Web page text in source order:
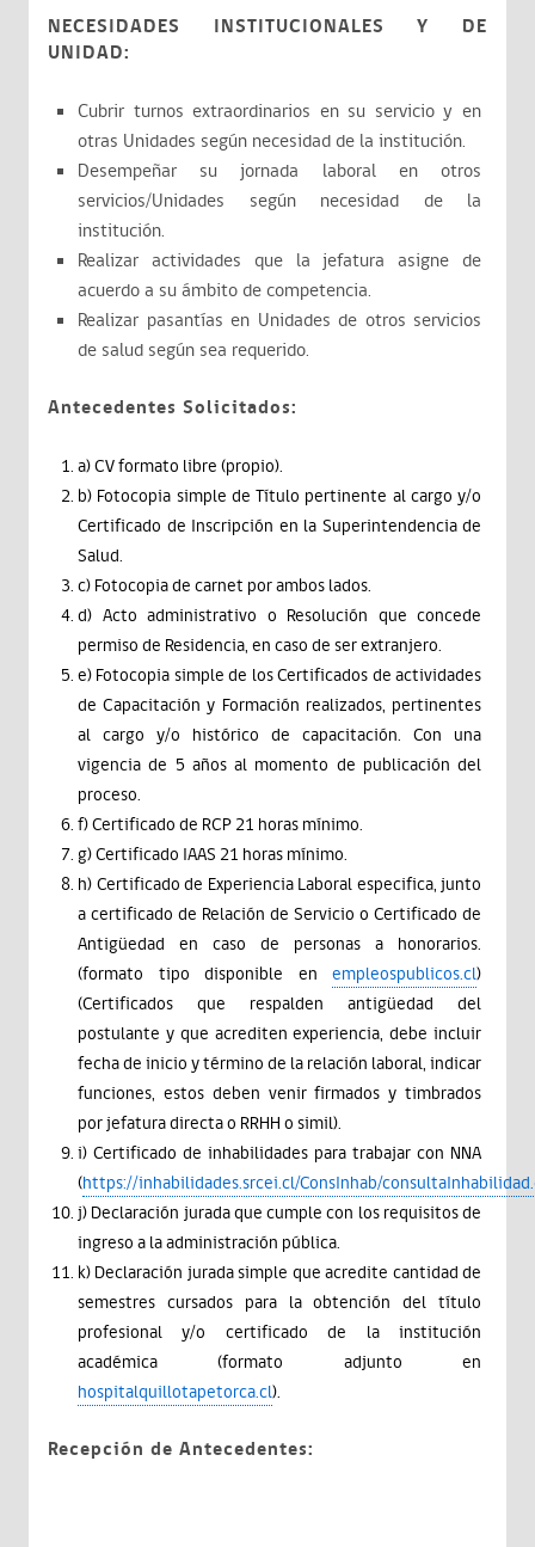
NECESIDADES INSTITUCIONALES Y DE
UNIDAD:
Cubrir turnos extraordinarios en su servicio y en
otras Unidades según necesidad de la institución.
Desempeñar su jornada laboral en otros
servicios/Unidades según necesidad de la
institución.
Realizar actividades que la jefatura asigne de
acuerdo a su ámbito de competencia.
Realizar pasantías en Unidades de otros servicios
de salud según sea requerido.
Antecedentes Solicitados:
a) CV formato libre (propio).
b) Fotocopia simple de Título pertinente al cargo y/o
Certificado de Inscripción en la Superintendencia de
Salud.
c) Fotocopia de carnet por ambos lados.
d) Acto administrativo o Resolución que concede
permiso de Residencia, en caso de ser extranjero.
e) Fotocopia simple de los Certificados de actividades
de Capacitación y Formación realizados, pertinentes
al cargo y/o histórico de capacitación. Con una
vigencia de 5 años al momento de publicación del
proceso.
f) Certificado de RCP 21 horas mínimo.
g) Certificado IAAS 21 horas mínimo.
h) Certificado de Experiencia Laboral especifica, junto
a certificado de Relación de Servicio o Certificado de
Antigüedad en caso de personas a honorarios.
(formato tipo disponible en empleospublicos.cl)
(Certificados que respalden antigüedad del
postulante y que acrediten experiencia, debe incluir
fecha de inicio y término de la relación laboral, indicar
funciones, estos deben venir firmados y timbrados
por jefatura directa o RRHH o simil).
i) Certificado de inhabilidades para trabajar con NNA
(https://inhabilidades.srcei.cl/ConsInhab/
j) Declaración jurada que cumple con los requisitos de
ingreso a la administración pública.
k) Declaración jurada simple que acredite cantidad de
semestres cursados para la obtención del título
profesional y/o certificado de la institución
académica (formato adjunto en
hospitalquillotapetorca.cl).
Recepción de Antecedentes: